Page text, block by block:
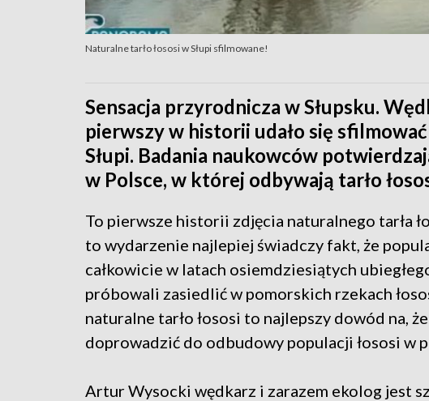
Naturalne tarło łososi w Słupi sfilmowane!
Sensacja przyrodnicza w Słupsku.
pierwszy w historii udało się
Słupi. Badania naukowców
w Polsce, w której odbywają tarło
To pierwsze historii zdjęcia naturalnego tarła
to wydarzenie najlepiej świadczy fakt, że
całkowicie w latach osiemdziesiątych
próbowali zasiedlić w pomorskich rzekach
naturalne tarło łososi to najlepszy dowód na,
doprowadzić do odbudowy populacji łososi w
Artur Wysocki wędkarz i zarazem ekolog jest